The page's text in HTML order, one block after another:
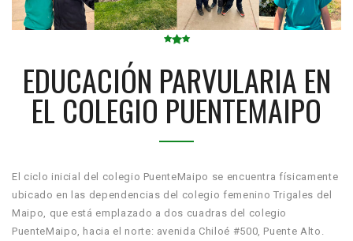
EDUCACIÓN PARVULARIA EN
EL COLEGIO PUENTEMAIPO
El ciclo inicial del colegio PuenteMaipo se encuentra físicamente
ubicado en las dependencias del colegio femenino Trigales del
Maipo, que está emplazado a dos cuadras del colegio
PuenteMaipo, hacia el norte: avenida Chiloé #500, Puente Alto.